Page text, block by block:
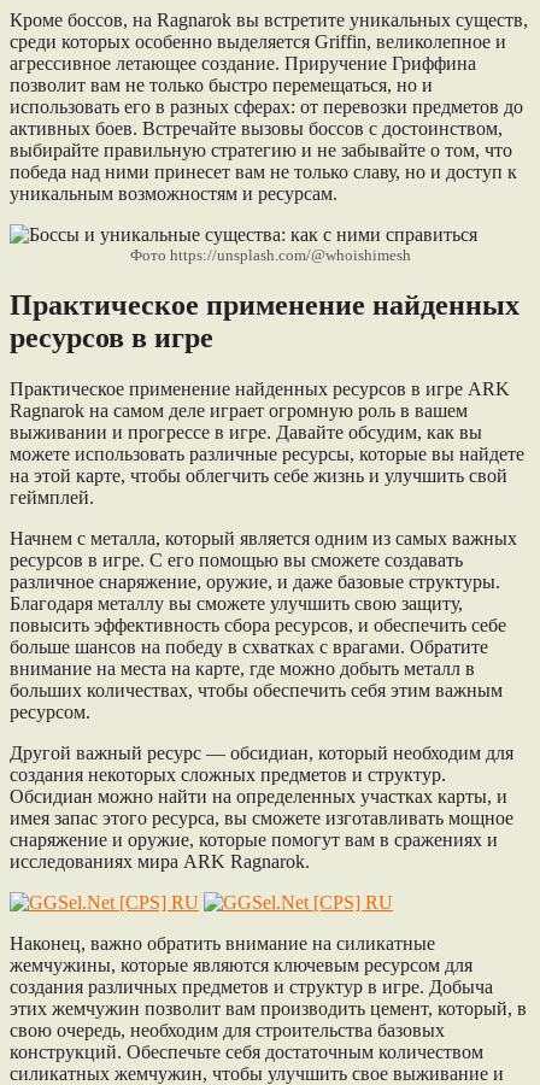
Кроме боссов, на Ragnarok вы встретите уникальных существ,
среди которых особенно выделяется Griffin, великолепное и
агрессивное летающее создание. Приручение Гриффина
позволит вам не только быстро перемещаться, но и
использовать его в разных сферах: от перевозки предметов до
активных боев. Встречайте вызовы боссов с достоинством,
выбирайте правильную стратегию и не забывайте о том, что
победа над ними принесет вам не только славу, но и доступ к
уникальным возможностям и ресурсам.
Фото https://unsplash.com/@whoishimesh
Практическое применение найденных
ресурсов в игре
Практическое применение найденных ресурсов в игре ARK
Ragnarok на самом деле играет огромную роль в вашем
выживании и прогрессе в игре. Давайте обсудим, как вы
можете использовать различные ресурсы, которые вы найдете
на этой карте, чтобы облегчить себе жизнь и улучшить свой
геймплей.
Начнем с металла, который является одним из самых важных
ресурсов в игре. С его помощью вы сможете создавать
различное снаряжение, оружие, и даже базовые структуры.
Благодаря металлу вы сможете улучшить свою защиту,
повысить эффективность сбора ресурсов, и обеспечить себе
больше шансов на победу в схватках с врагами. Обратите
внимание на места на карте, где можно добыть металл в
больших количествах, чтобы обеспечить себя этим важным
ресурсом.
Другой важный ресурс — обсидиан, который необходим для
создания некоторых сложных предметов и структур.
Обсидиан можно найти на определенных участках карты, и
имея запас этого ресурса, вы сможете изготавливать мощное
снаряжение и оружие, которые помогут вам в сражениях и
исследованиях мира ARK Ragnarok.
Наконец, важно обратить внимание на силикатные
жемчужины, которые являются ключевым ресурсом для
создания различных предметов и структур в игре. Добыча
этих жемчужин позволит вам производить цемент, который, в
свою очередь, необходим для строительства базовых
конструкций. Обеспечьте себя достаточным количеством
силикатных жемчужин, чтобы улучшить свое выживание и